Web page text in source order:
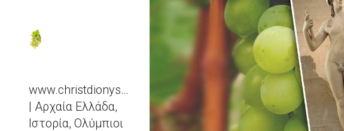
Skip to main content
www.christdionysos.com
| Αρχαία Ελλάδα,
Ιστορία, Ολύμπιοι